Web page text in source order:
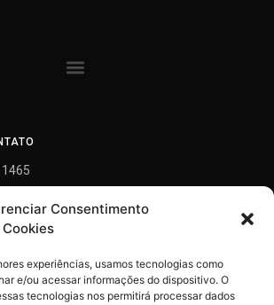
Consentimento
experiências, usamos tecnologias como
e/ou acessar informações do dispositivo. O
tecnologias nos permitirá processar dados
1465
Horizonte
148